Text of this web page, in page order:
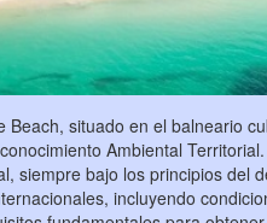
Beach, situado en el balneario
Ambiental
siempre bajo los principios del
incluyendo